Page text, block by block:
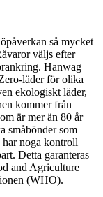
så mycket
väljs efter
Hanwag
läder för olika
ekologiskt läder,
kommer från
är mer än 80 år
småbönder som
noga kontroll
Detta garanteras
and Agriculture
(WHO).